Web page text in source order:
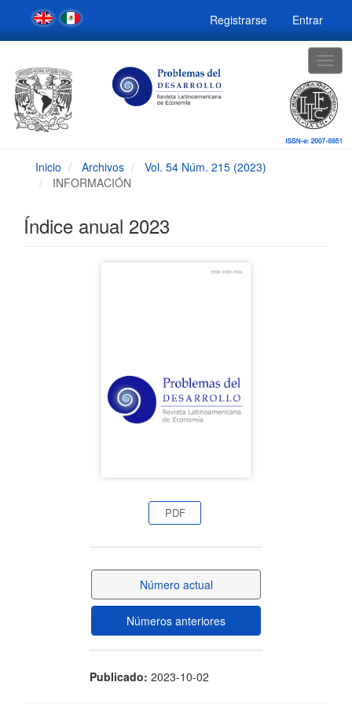
Navegación
principal
Contenido
Barra
lateral
Registrarse Entrar
Inicio Archivos
Vol. 54 Núm. 215 (2023)
INFORMACIÓN
Índice anual 2023
PDF
Número actual
Números anteriores
Publicado: 2023-10-02